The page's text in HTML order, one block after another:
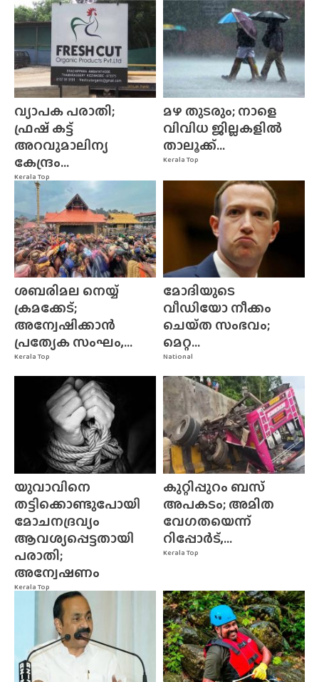
Kerala Top
വ്യാപക പരാതി;
ഫ്രഷ് കട്ട്
അറവുമാലിന്യ
കേന്ദ്രം...
Kerala Top
മഴ തുടരും; നാളെ
വിവിധ ജില്ലകളിൽ
താലൂക്ക്...
Kerala Top
ശബരിമല നെയ്യ്
ക്രമക്കേട്;
അന്വേഷിക്കാൻ
പ്രത്യേക സംഘം,...
National
മോദിയുടെ
വീഡിയോ നീക്കം
ചെയ്‌ത സംഭവം;
മെറ്റ...
Kerala Top
യുവാവിനെ
തട്ടിക്കൊണ്ടുപോയി
മോചനദ്രവ്യം
ആവശ്യപ്പെട്ടതായി
പരാതി;
അന്വേഷണം
Kerala Top
കുറ്റിപ്പുറം ബസ്
അപകടം; അമിത
വേഗതയെന്ന്
റിപ്പോർട്,...